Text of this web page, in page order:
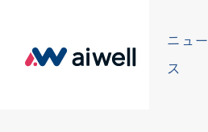
ニュー
ス